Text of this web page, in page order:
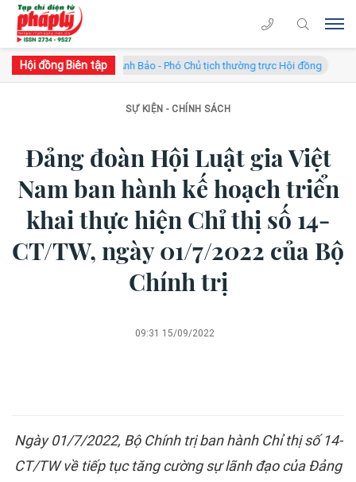
Hội đồng Biên tập
TS. Hà Công Anh Bảo - Phó Chủ tịch thường trực Hội đồng GS.TS
SỰ KIỆN - CHÍNH SÁCH
Đảng đoàn Hội Luật gia Việt
Nam ban hành kế hoạch triển
khai thực hiện Chỉ thị số 14-
CT/TW, ngày 01/7/2022 của Bộ
Chính trị
09:31 15/09/2022
Ngày 01/7/2022, Bộ Chính trị ban hành Chỉ thị số 14-
CT/TW về tiếp tục tăng cường sự lãnh đạo của Đảng